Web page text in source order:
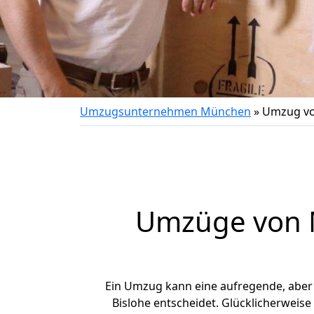
Umzugsunternehmen München » Umzug
Umzüge
Ein Umzug kann eine aufregende,
Bislohe entscheidet.